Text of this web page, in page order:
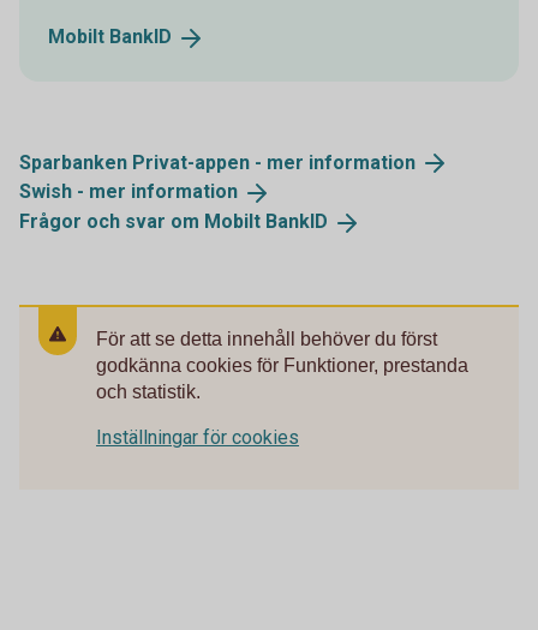
Mobilt BankID
Sparbanken Privat-appen - mer information
Swish - mer information
Frågor och svar om Mobilt BankID
För att se detta innehåll behöver du först
godkänna cookies för Funktioner, prestanda
och statistik.
Inställningar för cookies